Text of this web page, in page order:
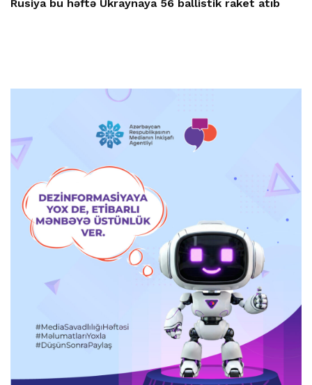
Rusiya bu həftə Ukraynaya 56 ballistik raket atıb